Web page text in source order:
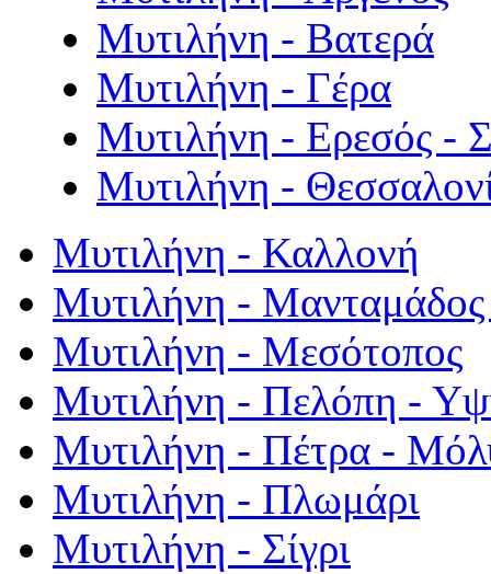
Μυτιλήνη - Βατερά
Μυτιλήνη - Γέρα
Μυτιλήνη - Ερεσός -
Μυτιλήνη -
Μυτιλήνη - Καλλονή
Μυτιλήνη - Μανταμάδος
Μυτιλήνη - Μεσότοπος
Μυτιλήνη - Πελόπη -
Μυτιλήνη - Πέτρα -
Μυτιλήνη - Πλωμάρι
Μυτιλήνη - Σίγρι